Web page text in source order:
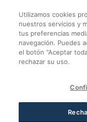
Volver a
25190, Lleida,
Utilizamos cookies
nuestros servicios y
tus preferencias
navegación. Puedes
el botón “Aceptar
rechazar su uso.